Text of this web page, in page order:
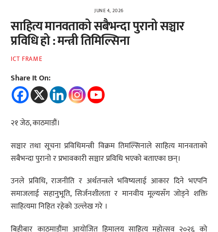
JUNE 4, 2026
साहित्य मानवताको सबैभन्दा पुरानो सञ्चार
प्रविधि हो : मन्त्री तिमिल्सिना
ICT FRAME
Share It On:
२१ जेठ, काठमाडौं।
सञ्चार तथा सूचना प्रविधिमन्त्री विक्रम तिमल्सिनाले साहित्य मानवताको
सबैभन्दा पुरानो र प्रभावकारी सञ्चार प्रविधि भएको बताएका छन्।
उनले प्रविधि, राजनीति र अर्थतन्त्रले भविष्यलाई आकार दिने भएपनि
समाजलाई सहानुभूति, सिर्जनशीलता र मानवीय मूल्यसँग जोड्ने शक्ति
साहित्यमा निहित रहेको उल्लेख गरे ।
बिहीबार काठमाडौंमा आयोजित हिमालय साहित्य महोत्सव २०२६ को